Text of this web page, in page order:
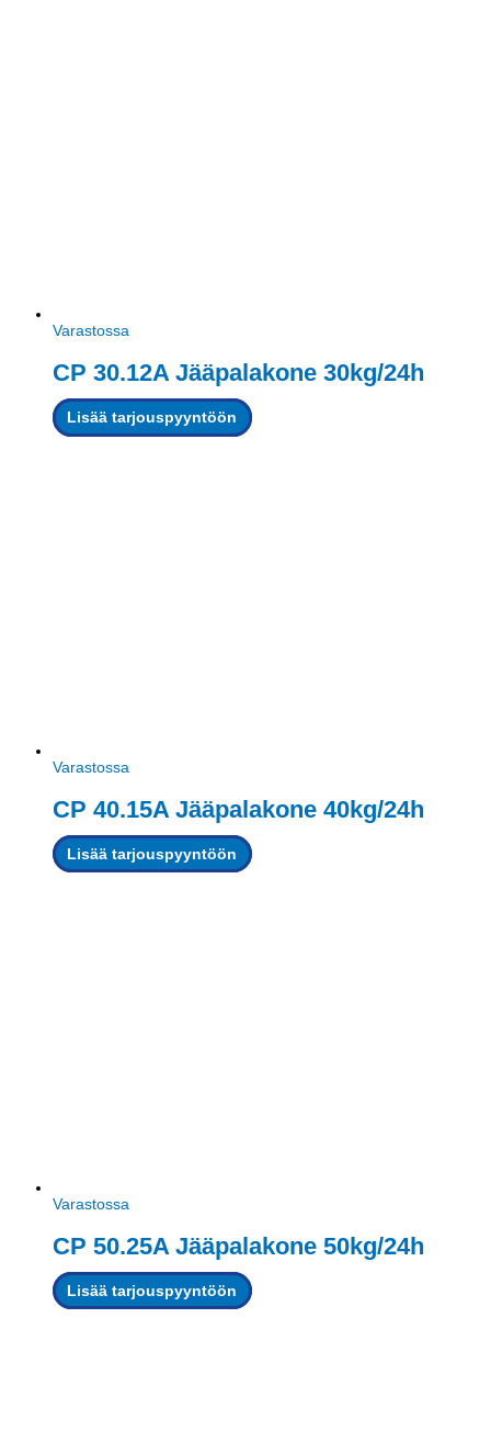
Varastossa
CP 30.12A Jääpalakone 30kg/24h
Lisää tarjouspyyntöön
Varastossa
CP 40.15A Jääpalakone 40kg/24h
Lisää tarjouspyyntöön
Varastossa
CP 50.25A Jääpalakone 50kg/24h
Lisää tarjouspyyntöön